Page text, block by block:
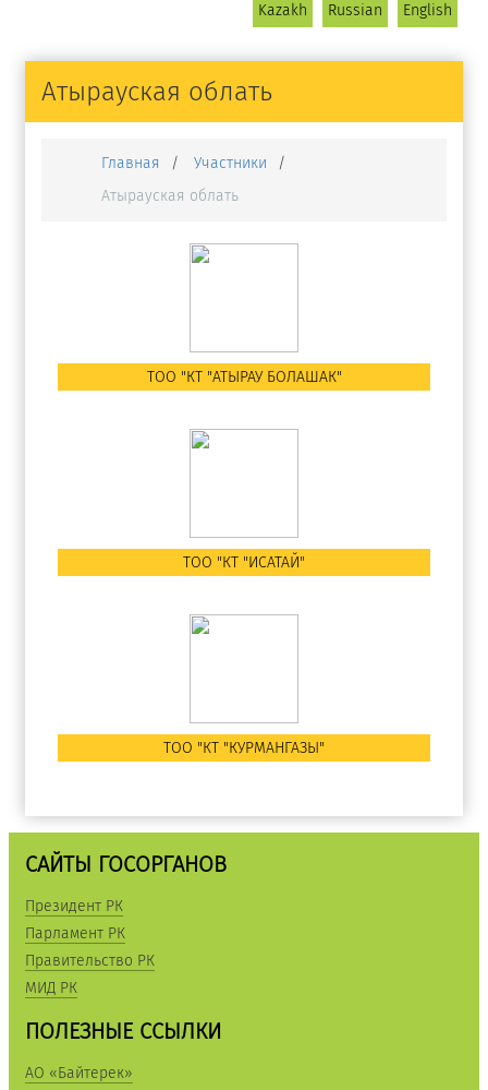
Kazakh Russian English
Атырауская облать
Главная
Участники
Атырауская облать
ТОО "КТ "АТЫРАУ БОЛАШАК"
ТОО "КТ "ИСАТАЙ"
ТОО "КТ "КУРМАНГАЗЫ"
САЙТЫ ГОСОРГАНОВ
Президент РК
Парламент РК
Правительство РК
МИД РК
ПОЛЕЗНЫЕ ССЫЛКИ
АО «Байтерек»